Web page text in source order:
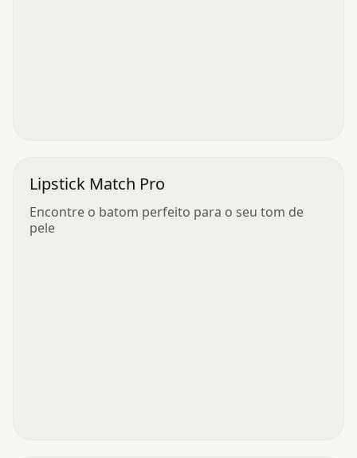
Lipstick Match Pro
Encontre o batom perfeito para o seu tom de
pele